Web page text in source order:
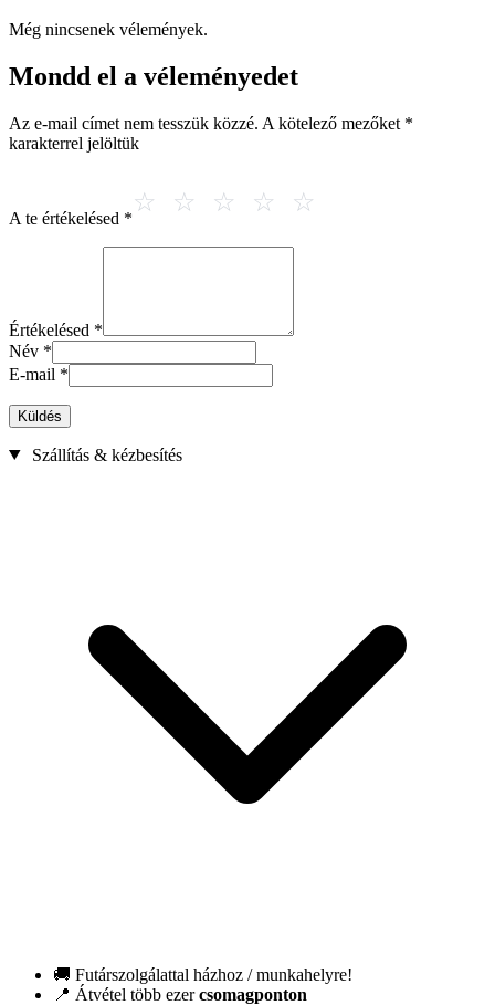
Még nincsenek vélemények.
Mondd el a véleményedet
Az e-mail címet nem tesszük közzé. A kötelező mezőket *
karakterrel jelöltük
A te értékelésed *
Értékelésed *
Név *
E-mail *
Küldés
Szállítás & kézbesítés
🚚 Futárszolgálattal házhoz / munkahelyre!
📍 Átvétel több ezercsomagponton